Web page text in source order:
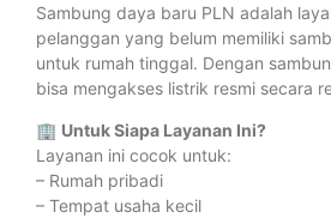
Sambung daya baru PLN adalah
pelanggan yang belum memiliki
untuk rumah tinggal. Dengan
bisa mengakses listrik resmi secara
🏢 Untuk Siapa Layanan Ini?
Layanan ini cocok untuk:
– Rumah pribadi
– Tempat usaha kecil